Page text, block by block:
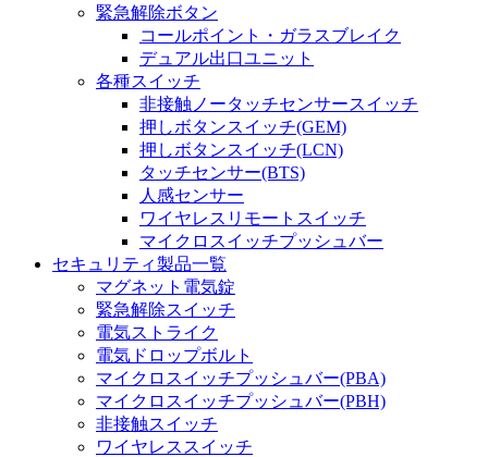
緊急解除ボタン
コールポイント・ガラスブレイク
デュアル出口ユニット
各種スイッチ
非接触ノータッチセンサースイッチ
押しボタンスイッチ(GEM)
押しボタンスイッチ(LCN)
タッチセンサー(BTS)
人感センサー
ワイヤレスリモートスイッチ
マイクロスイッチプッシュバー
セキュリティ製品一覧
マグネット電気錠
緊急解除スイッチ
電気ストライク
電気ドロップボルト
マイクロスイッチプッシュバー(PBA)
マイクロスイッチプッシュバー(PBH)
非接触スイッチ
ワイヤレススイッチ